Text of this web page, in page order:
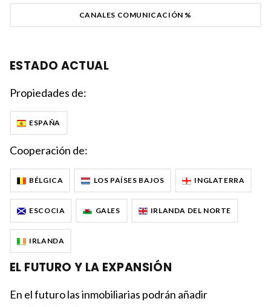
CANALES COMUNICACIÓN %
ESTADO ACTUAL
Propiedades de:
ESPAÑA
Cooperación de:
BÉLGICA LOS PAÍSES BAJOS INGLATERRA
ESCOCIA GALES IRLANDA DEL NORTE
IRLANDA
EL FUTURO Y LA EXPANSIÓN
En el futuro las inmobiliarias podrán añadir